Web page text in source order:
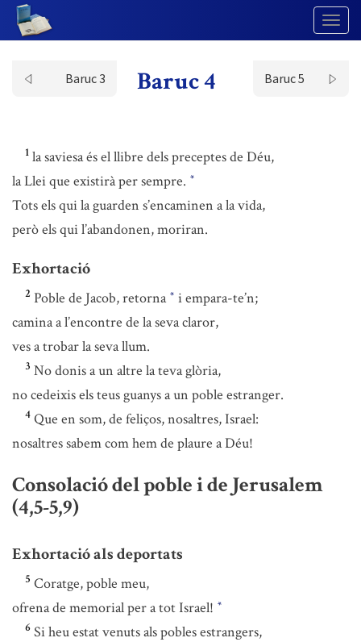
Baruc 3 Baruc 4 Baruc 5
1 la saviesa és el llibre dels preceptes de Déu,
la Llei que existirà per sempre. *
Tots els qui la guarden s’encaminen a la vida,
però els qui l’abandonen, moriran.
Exhortació
2 Poble de Jacob, retorna * i empara-te’n;
camina a l’encontre de la seva claror,
ves a trobar la seva llum.
3 No donis a un altre la teva glòria,
no cedeixis els teus guanys a un poble estranger.
4 Que en som, de feliços, nosaltres, Israel:
nosaltres sabem com hem de plaure a Déu!
Consolació del poble i de Jerusalem
(4,5-5,9)
Exhortació als deportats
5 Coratge, poble meu,
ofrena de memorial per a tot Israel! *
6 Si heu estat venuts als pobles estrangers,